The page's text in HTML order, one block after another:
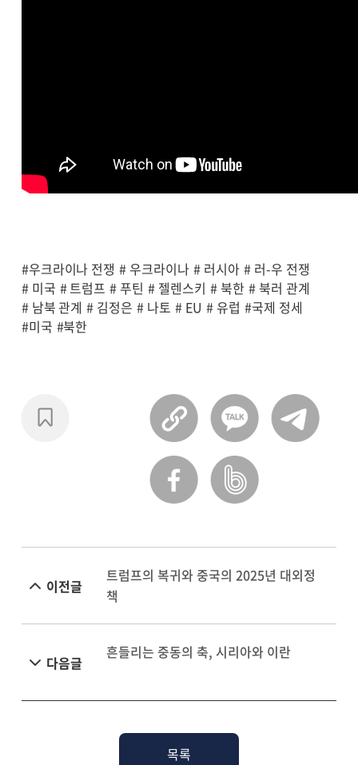
#우크라이나 전쟁 # 우크라이나 # 러시아 # 러-우 전쟁
# 미국 # 트럼프 # 푸틴 # 젤렌스키 # 북한 # 북러 관계
# 남북 관계 # 김정은 # 나토 # EU # 유럽 #국제 정세
#미국 #북한
이전글
트럼프의 복귀와 중국의 2025년 대외정
책
다음글
흔들리는 중동의 축, 시리아와 이란
목록